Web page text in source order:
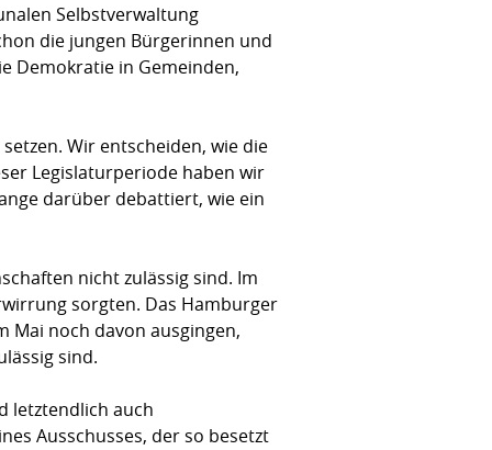
Selbst­­verwaltung
die jungen Bürgerinnen und
Demokratie in Gemein­den,
Wir entscheiden, wie die
Legislaturperiode haben wir
darüber debattiert, wie ein
nicht zulässig sind. Im
sorgten. Das Hamburger
Mai noch davon ausgingen,
sind.
letztendlich auch
Ausschusses, der so besetzt